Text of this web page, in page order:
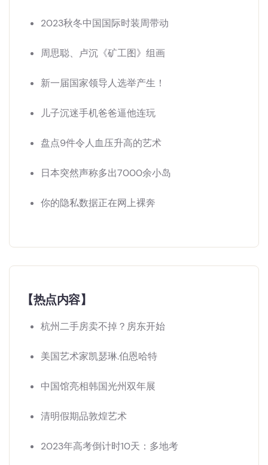
2023秋冬中国国际时装周带动
周思聪、卢沉《矿工图》组画
新一届国家领导人选举产生！
儿子沉迷手机爸爸逼他连玩
盘点9件令人血压升高的艺术
日本突然声称多出7000余小岛
你的隐私数据正在网上裸奔
【热点内容】
杭州二手房卖不掉？房东开始
美国艺术家凯瑟琳.伯恩哈特
中国馆亮相韩国光州双年展
清明假期品敦煌艺术
2023年高考倒计时10天：多地考